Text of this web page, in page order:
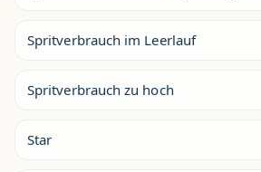
Spritverbrauch im Leerlauf
Spritverbrauch zu hoch
Star